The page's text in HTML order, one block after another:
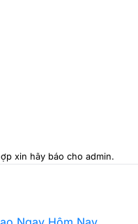
xin hãy báo cho admin.